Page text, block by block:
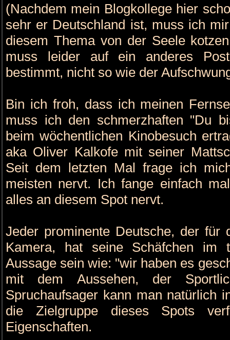
(Nachdem mein Blogkollege hier
sehr er Deutschland ist, muss ich
diesem Thema von der Seele
muss leider auf ein anderes
bestimmt, nicht so wie der
Bin ich froh, dass ich meinen
muss ich den schmerzhaften "Du
beim wöchentlichen Kinobesuch
aka Oliver Kalkofe mit seiner
Seit dem letzten Mal frage ich
meisten nervt. Ich fange einfach
alles an diesem Spot nervt.
Jeder prominente Deutsche, der
Kamera, hat seine Schäfchen im
Aussage sein wie: "wir haben es
mit dem Aussehen, der
Spruchaufsager kann man natürlich
die Zielgruppe dieses Spots
Eigenschaften.